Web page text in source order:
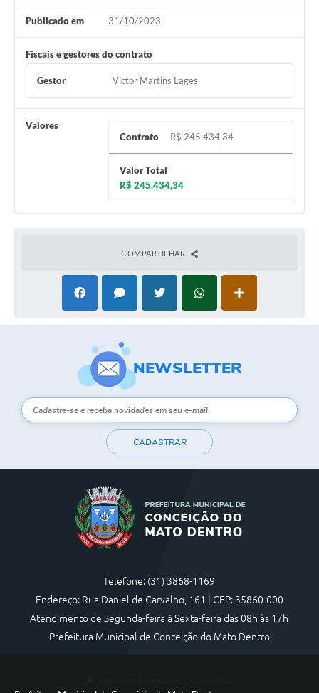
Publicado em 31/10/2023
Fiscais e gestores do contrato
Gestor Victor Martins Lages
Valores
Contrato
R$ 245.434,34
Valor Total
R$ 245.434,34
COMPARTILHAR
NEWSLETTER
CADASTRAR
Telefone: (31) 3868-1169
Endereço: Rua Daniel de Carvalho, 161 | CEP: 35860-000
Atendimento de Segunda-feira à Sexta-feira das 08h às 17h
Prefeitura Municipal de Conceição do Mato Dentro